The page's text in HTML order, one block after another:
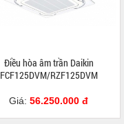
Điều hòa âm trần Daikin
FCF125DVM/RZF125DVM
Giá: 56.250.000 đ